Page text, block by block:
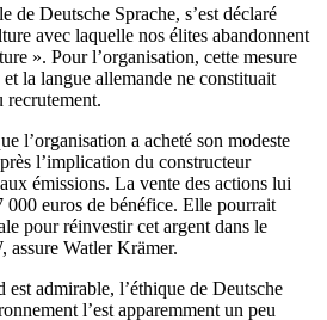
de Deutsche Sprache, s’est déclaré
avec laquelle nos élites abandonnent
». Pour l’organisation, cette mesure
la langue allemande ne constituait
recrutement.
l’organisation a acheté son modeste
l’implication du constructeur
émissions. La vente des actions lui
000 euros de bénéfice. Elle pourrait
pour réinvestir cet argent dans le
assure Watler Krämer.
est admirable, l’éthique de Deutsche
l’est apparemment un peu